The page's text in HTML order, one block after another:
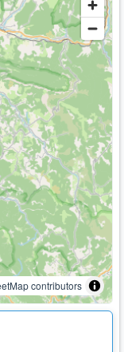
contributors